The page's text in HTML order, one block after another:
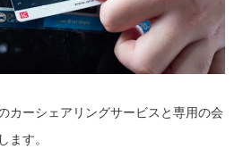
カーシェアリングサービスと専用の会
ます。